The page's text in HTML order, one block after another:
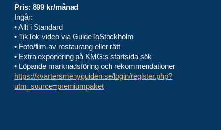
Pris: 899 kr/månad
Ingår:
• Allt i Standard
• TikTok-video via GuideToStockholm
• Foto/film av restaurang eller rätt
• Extra exponering på KMG:s startsida sök
• Löpande marknadsföring och rekommendationer
https://kvartersmenyguiden.se/login/register.php?
utm_source=premiumpaket